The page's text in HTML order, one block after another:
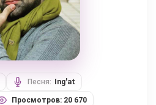
Песня: Ing'at
Просмотров: 20 670